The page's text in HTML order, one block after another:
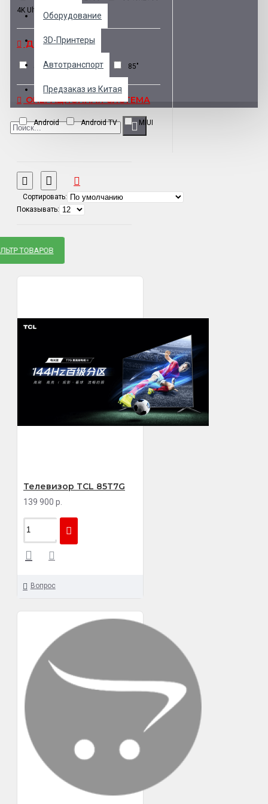
Оборудование
3D-Принтеры
Автотранспорт
Предзаказ из Китая
4K Ultra HD
ДИАГОНАЛЬ
55" 65" 82 85"
ОПЕРАЦИОННАЯ СИСТЕМА
Android Android TV MIUI
Сортировать:
Показывать:
ТОВАРОВ
Телевизор TCL 85T7G
139 900 р.
Вопрос